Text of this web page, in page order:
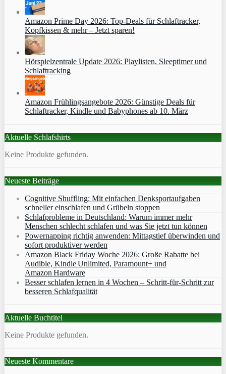
Amazon Prime Day 2026: Top-Deals für Schlaftracker,
Kopfkissen & mehr – Jetzt sparen!
Hörspielzentrale Update 2026: Playlisten, Sleeptimer und
Schlaftracking
Amazon Frühlingsangebote 2026: Günstige Deals für
Schlaftracker, Kindle und Babyphones ab 10. März
Aktuelle Schlafshirts
Keine Produkte gefunden.
Neueste Beiträge
Cognitive Shuffling: Mit einfachen Denksportaufgaben
schneller einschlafen und Grübeln stoppen
Schlafprobleme in Deutschland: Warum immer mehr
Menschen schlecht schlafen und was Sie jetzt tun können
Powernapping richtig anwenden: Mittagstief überwinden und
sofort produktiver werden
Amazon Black Friday Woche 2026: Große Rabatte bei
Audible, Kindle Unlimited, Paramount+ und
Amazon Hardware
Besser schlafen lernen in 4 Wochen – Schritt‑für‑Schritt zur
besseren Schlafqualität
Aktuelle Buchtitel
Keine Produkte gefunden.
Neueste Kommentare